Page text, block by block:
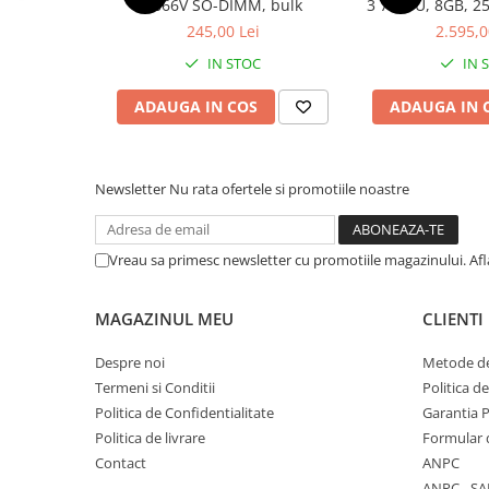
Componente All-in-One
Monitoare NOI
Monitoare Refurbished
Monitoare Second-Hand
Hard Disk-uri SERVER
Cabinete metalice
Memorii RAM Server
Procesoare server
2666V SO-DIMM, bulk
245,00 Lei
IN STOC
ADAUGA IN COS
3 7330U, 8GB,
11
IN
ADAUGA IN
Newsletter Nu rata ofertele si promotiile noastre
Vreau sa primesc newsletter cu promotiile magazinului.
MAGAZINUL MEU
Despre noi
Termeni si Conditii
Politica de Confidentialitate
Politica de livrare
Contact
CLIENTI
Metode
Politica
Garantia
Formular
ANPC